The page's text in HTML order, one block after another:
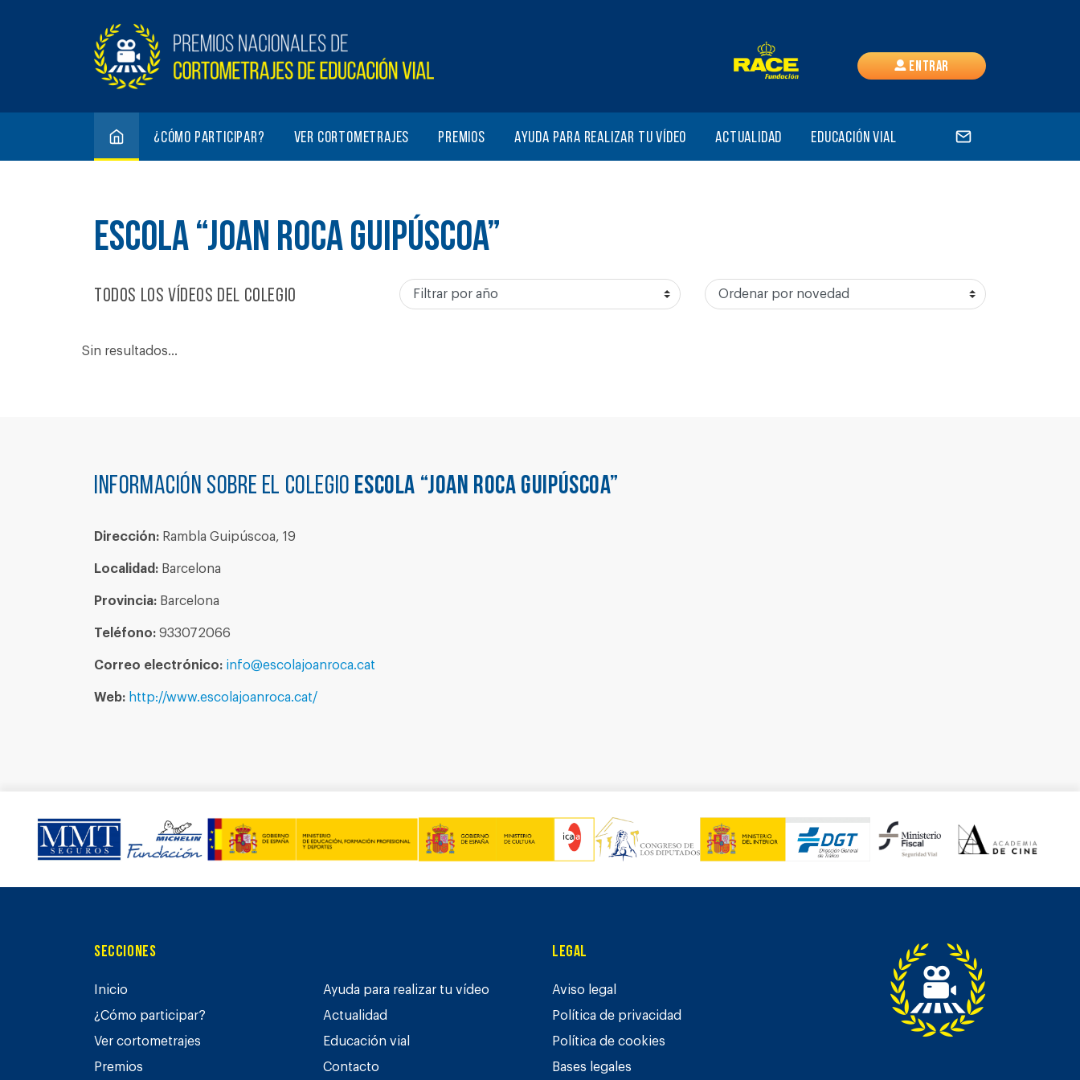
Entrar
¿Cómo participar? Ver cortometrajes Premios Ayuda para realizar tu vídeo Actualidad Educación vial
ESCOLA “JOAN ROCA GUIPÚSCOA”
Todos los vídeos del colegio
Sin resultados...
Información sobre el colegio ESCOLA “JOAN ROCA GUIPÚSCOA”
Dirección: Rambla Guipúscoa, 19
Localidad: Barcelona
Provincia: Barcelona
Teléfono: 933072066
Correo electrónico: info@escolajoanroca.cat
Web: http://www.escolajoanroca.cat/
Secciones
Inicio
¿Cómo participar?
Ver cortometrajes
Premios
Ayuda para realizar tu vídeo
Actualidad
Educación vial
Contacto
Legal
Aviso legal
Política de privacidad
Política de cookies
Bases legales